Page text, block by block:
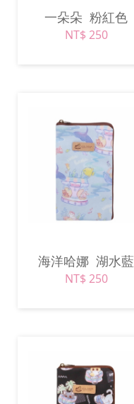
一朵朵 粉紅色
NT$ 250
海洋哈娜 湖水藍
NT$ 250